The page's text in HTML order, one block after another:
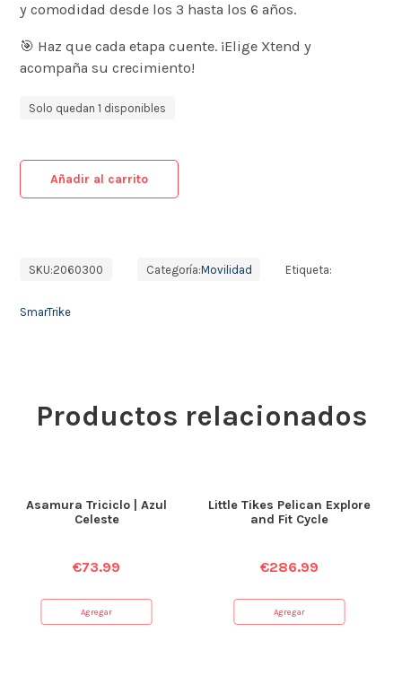
y comodidad desde los 3 hasta los 6 años.
🎯 Haz que cada etapa cuente. ¡Elige Xtend y
acompaña su crecimiento!
Solo quedan 1 disponibles
Añadir al carrito
SKU:2060300 Categoría:Movilidad Etiqueta:
SmarTrike
Productos relacionados
Asamura Triciclo | Azul
Celeste
€73.99
Agregar
Little Tikes Pelican Explore
and Fit Cycle
€286.99
Agregar